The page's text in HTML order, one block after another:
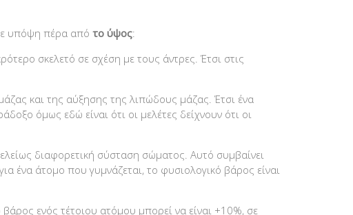
υπόψη πέρα από το ύψος:
σκελετό σε σχέση με τους άντρες. Έτσι στις
και της αύξησης της λιπώδους μάζας. Έτσι ένα
όμως εδώ είναι ότι οι μελέτες δείχνουν ότι οι
διαφορετική σύσταση σώματος. Αυτό συμβαίνει
ένα άτομο που γυμνάζεται, το φυσιολογικό βάρος είναι
ενός τέτοιου ατόμου μπορεί να είναι +10%, σε